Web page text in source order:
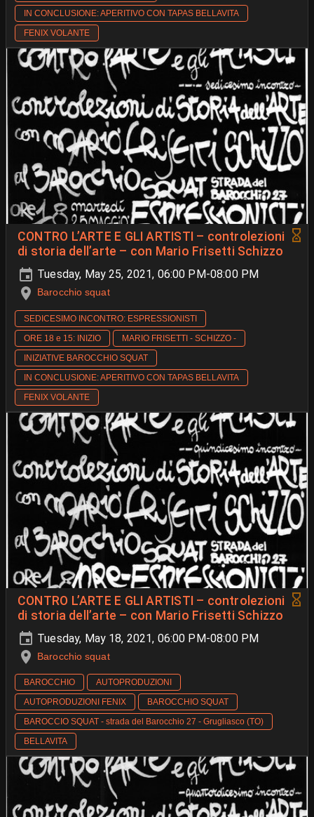
IN CONCLUSIONE: APERITIVO CON TAPAS BELLAVITA
FENIX VOLANTE
CONTRO L’ARTE E GLI ARTISTI – controlezioni
di storia dell’arte – con Mario Frisetti Schizzo
Tuesday, May 25, 2021, 06:00 PM-08:00 PM
Barocchio squat
SEDICESIMO INCONTRO: ESPRESSIONISTI
ORE 18 e 15: INIZIO
MARIO FRISETTI - SCHIZZO -
INIZIATIVE BAROCCHIO SQUAT
IN CONCLUSIONE: APERITIVO CON TAPAS BELLAVITA
FENIX VOLANTE
CONTRO L’ARTE E GLI ARTISTI – controlezioni
di storia dell’arte – con Mario Frisetti Schizzo
Tuesday, May 18, 2021, 06:00 PM-08:00 PM
Barocchio squat
BAROCCHIO
AUTOPRODUZIONI
AUTOPRODUZIONI FENIX
BAROCCHIO SQUAT
BAROCCIO SQUAT - strada del Barocchio 27 - Grugliasco (TO)
BELLAVITA